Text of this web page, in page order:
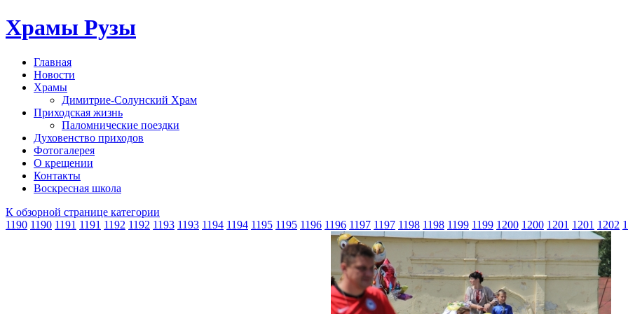
Храмы Рузы
Главная
Новости
Храмы
Димитрие-Солунский Храм
Приходская жизнь
Паломнические поездки
Духовенство приходов
Фотогалерея
О крещении
Контакты
Воскресная школа
К обзорной странице категории
1190 1190 1191 1191 1192 1192 1193 1193 1194 1194 1195 1195 1196 1196 1197 1197 1198 1198 1199 1199 1200 1200 1201 1201 1202